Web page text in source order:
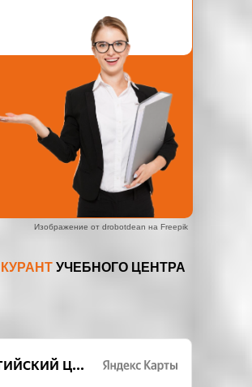
Изображение от drobotdean на Freepik
УЧЕБНОГО ЦЕНТРА